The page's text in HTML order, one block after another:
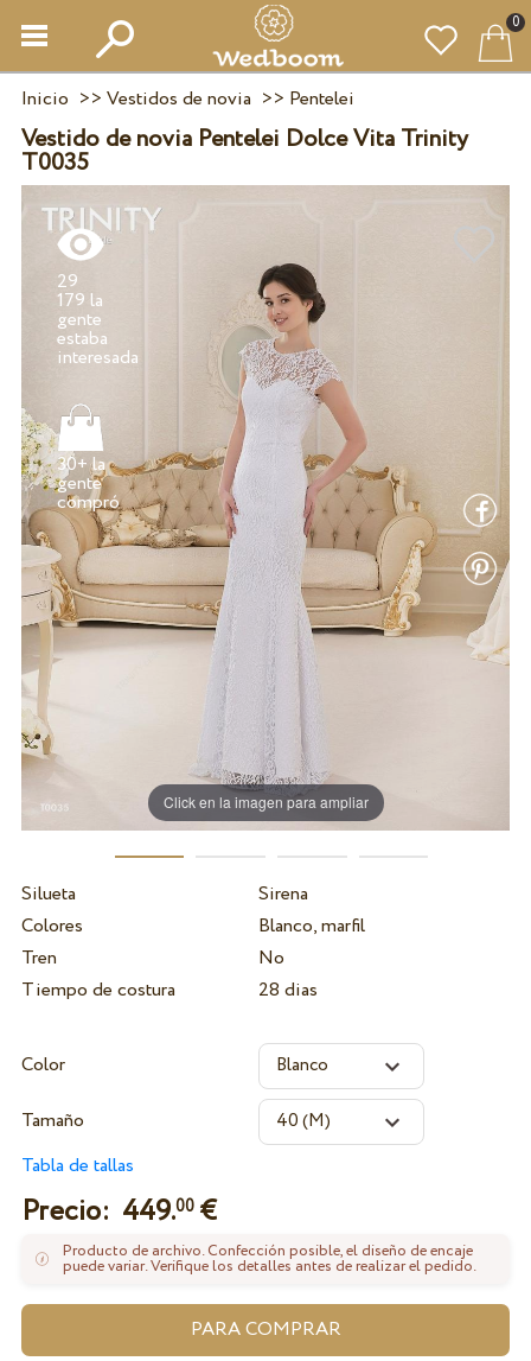
0
Inicio >> Vestidos de novia >> Pentelei
Vestido de novia Pentelei Dolce Vita Trinity
T0035
Click en la imagen para ampliar
29
179 la
gente
estaba
30+ la
gente
compró
Silueta
Sirena
Colores
Blanco, marfil
Tren
No
Tiempo de costura
28 dias
Color
Tamaño
Tabla de tallas
Precio: 449.00€
Producto de archivo. Confección posible, el diseño de encaje
puede variar. Verifique los detalles antes de realizar el pedido.